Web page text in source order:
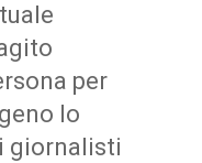
per
lo
giornalisti